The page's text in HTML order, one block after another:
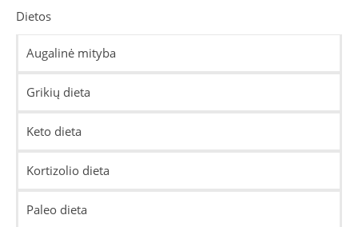
Dietos
Augalinė mityba
Grikių dieta
Keto dieta
Kortizolio dieta
Paleo dieta